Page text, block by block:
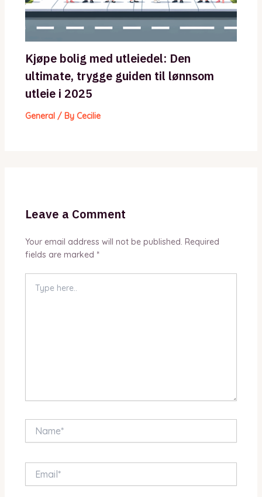
Kjøpe bolig med utleiedel: Den
ultimate, trygge guiden til lønnsom
utleie i 2025
General/ By Cecilie
Leave a Comment
Your email address will not be published. Required
fields are marked *
here..